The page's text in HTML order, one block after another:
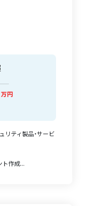
万円
リティ製品・サービ
ト作成...